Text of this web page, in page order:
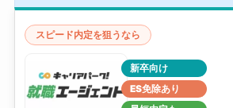
スピード内定を狙うなら
新卒向け
ES免除あり